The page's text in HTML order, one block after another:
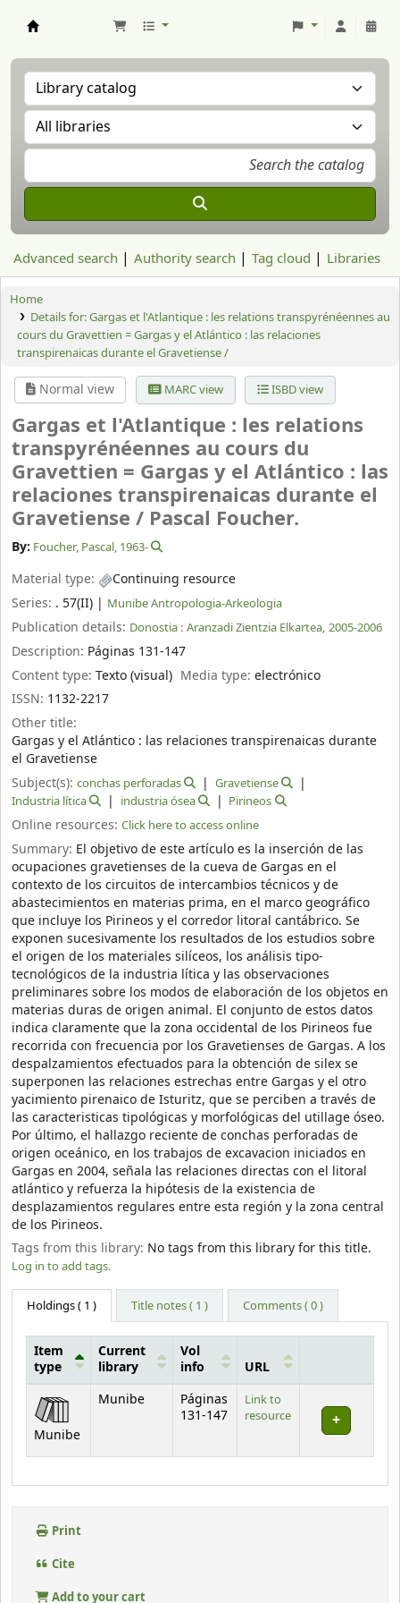
Advanced search Authority search Tag cloud Libraries
Home
Details for:Gargas et l'Atlantique : les relations transpyrénéennes au
cours du Gravettien = Gargas y el Atlántico : las relaciones
transpirenaicas durante el Gravetiense /
Normal view MARC view ISBD view
Gargas et l'Atlantique : les relations
transpyrénéennes au cours du
Gravettien = Gargas y el Atlántico : las
relaciones transpirenaicas durante el
Gravetiense / Pascal Foucher.
By: Foucher, Pascal, 1963-
Material type:
Continuing resource
Series: . 57(II) | Munibe Antropologia-Arkeologia
Publication details: Donostia : Aranzadi Zientzia Elkartea, 2005-2006
Description: Páginas 131-147
Content type: Texto (visual) Media type:electrónico
ISSN: 1132-2217
Other title:
Gargas y el Atlántico : las relaciones transpirenaicas durante
el Gravetiense
Subject(s): conchas perforadas
Gravetiense
Industria lítica
industria ósea Pirineos
Online resources: Click here to access online
Summary: El objetivo de este artículo es la inserción de las
ocupaciones gravetienses de la cueva de Gargas en el
contexto de los circuitos de intercambios técnicos y de
abastecimientos en materias prima, en el marco geográfico
que incluye los Pirineos y el corredor litoral cantábrico. Se
exponen sucesivamente los resultados de los estudios sobre
el origen de los materiales silíceos, los análisis tipo-
tecnológicos de la industria lítica y las observaciones
preliminares sobre los modos de elaboración de los objetos en
materias duras de origen animal. El conjunto de estos datos
indica claramente que la zona occidental de los Pirineos fue
recorrida con frecuencia por los Gravetienses de Gargas. A los
despalzamientos efectuados para la obtención de silex se
superponen las relaciones estrechas entre Gargas y el otro
yacimiento pirenaico de Isturitz, que se perciben a través de
las caracteristicas tipológicas y morfológicas del utillage óseo.
Por último, el hallazgo reciente de conchas perforadas de
origen oceánico, en los trabajos de excavacion iniciados en
Gargas en 2004, señala las relaciones directas con el litoral
atlántico y refuerza la hipótesis de la existencia de
desplazamientos regulares entre esta región y la zona central
de los Pirineos.
Tags from this library: No tags from this library for this title.
Log in to add tags.
Holdings( 1 ) Title notes ( 1 ) Comments ( 0 )
Holdings
Item
type
Current
library
Vol
info
URL
Munibe
Munibe
Páginas
131-147
Link to
resource
Print
Cite
Add to your cart